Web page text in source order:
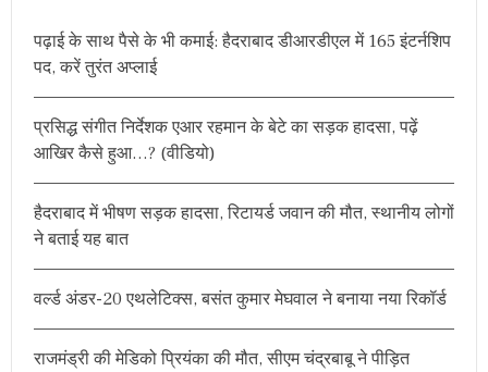
पढ़ाई के साथ पैसे के भी कमाई: हैदराबाद डीआरडीएल में 165 इंटर्नशिप
पद, करें तुरंत अप्लाई
प्रसिद्ध संगीत निर्देशक एआर रहमान के बेटे का सड़क हादसा, पढ़ें
आखिर कैसे हुआ…? (वीडियो)
हैदराबाद में भीषण सड़क हादसा, रिटायर्ड जवान की मौत, स्थानीय लोगों
ने बताई यह बात
वर्ल्ड अंडर-20 एथलेटिक्स, बसंत कुमार मेघवाल ने बनाया नया रिकॉर्ड
राजमंड्री की मेडिको प्रियंका की मौत, सीएम चंद्रबाबू ने पीड़ित